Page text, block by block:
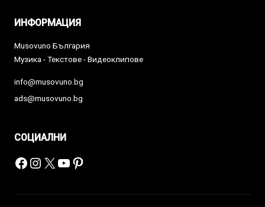
ИНФОРМАЦИЯ
Musovuno България
Музика - Текстове - Видеоклипове
info@musovuno.bg
ads@musovuno.bg
СОЦИАЛНИ
Facebook
Instagram
X YouTube
Pinterest